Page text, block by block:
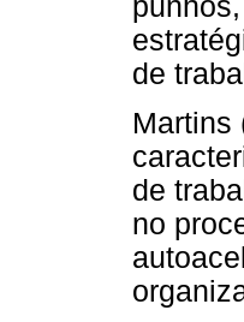
de
Martins
de
no